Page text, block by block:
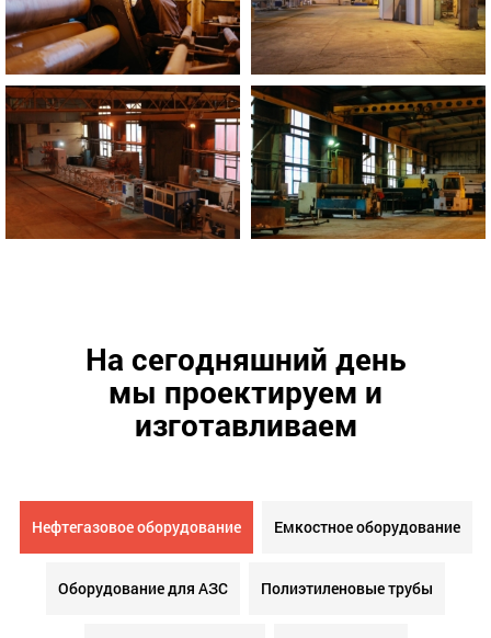
На сегодняшний день
мы проектируем и
изготавливаем
Нефтегазовое оборудование Емкостное оборудование
Оборудование для АЗС Полиэтиленовые трубы